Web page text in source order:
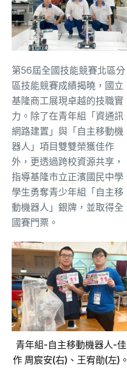
第56屆全國技能競賽北區分
區技能競賽成績揭曉，國立
基隆商工展現卓越的技職實
力。除了在青年組「資通訊
網路建置」與「自主移動機
器人」項目雙雙榮獲佳作
外，更透過跨校資源共享，
指導基隆市立正濱國民中學
學生勇奪青少年組「自主移
動機器人」銀牌，並取得全
國賽門票。
青年組-自主移動機器人-佳
作 周宸安(右)、王宥勛(左)。